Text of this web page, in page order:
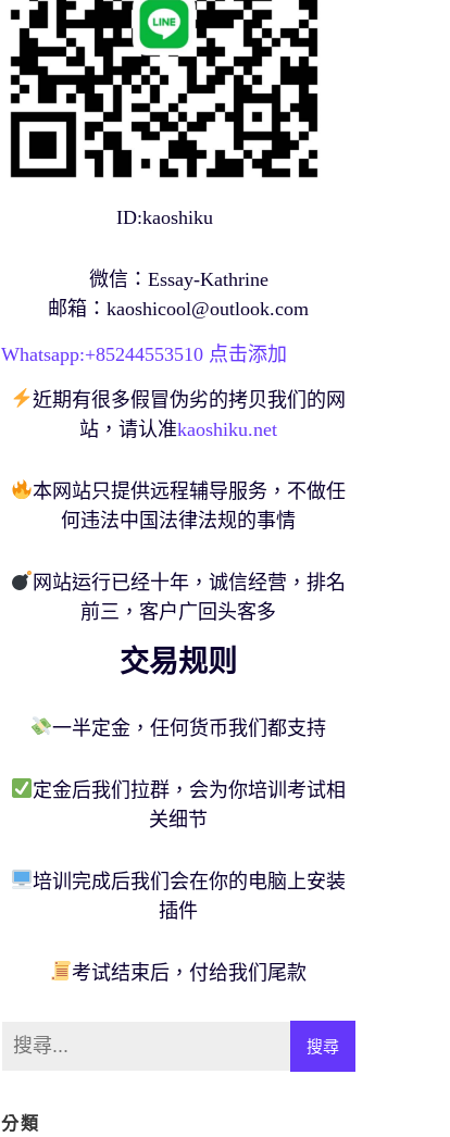
ID:kaoshiku
微信：Essay-Kathrine
邮箱： kaoshicool@outlook.com
Whatsapp:+85244553510 点击添加
近期有很多假冒伪劣的拷贝我们的网
站，请认准kaoshiku.net
本网站只提供远程辅导服务，不做任
何违法中国法律法规的事情
网站运行已经十年，诚信经营，排名
前三，客户广回头客多
交易规则
一半定金，任何货币我们都支持
定金后我们拉群，会为你培训考试相
关细节
培训完成后我们会在你的电脑上安装
插件
考试结束后，付给我们尾款
分類